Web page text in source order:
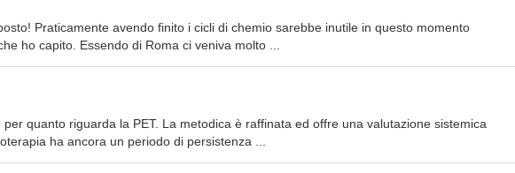
Praticamente avendo finito i cicli di chemio sarebbe inutile in questo momento
ho capito. Essendo di Roma ci veniva molto ...
quanto riguarda la PET. La metodica è raffinata ed offre una valutazione sistemica
ha ancora un periodo di persistenza ...